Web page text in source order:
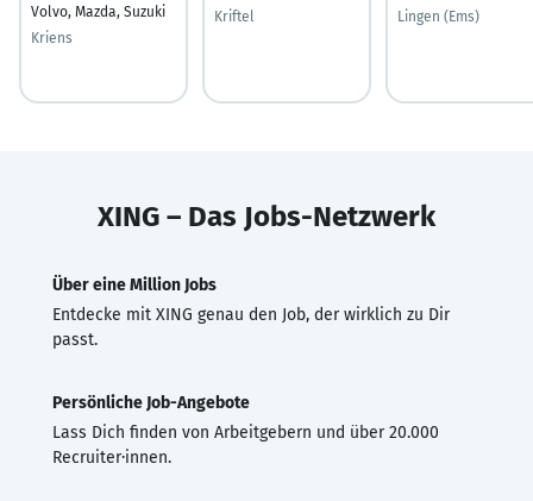
Volvo, Mazda, Suzuki
Kriens
Kriftel
Lingen (Ems)
XING – Das Jobs-Netzwerk
Über eine Million Jobs
Entdecke mit XING genau den Job, der wirklich zu Dir
passt.
Persönliche Job-Angebote
Lass Dich finden von Arbeitgebern und über 20.000
Recruiter·innen.